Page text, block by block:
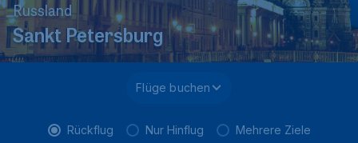
Russland
Sankt Petersburg
Flüge buchen
Rückflug Nur Hinflug Mehrere Ziele